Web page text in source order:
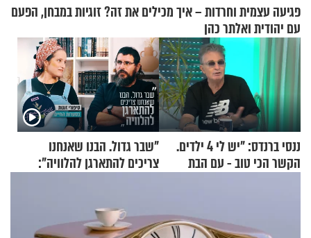
פגיעה עצמית וחרדות – איך מכילים את זה? זוגיות במבחן, הפעם
עם יהודית ואלתר כהן
ננסי ברנדס: "יש לי 4 ילדים.
הקשר הכי טוב - עם הבת
"שבר גדול. הבנו שאנחנו
צריכים להתארגן להלוויה":